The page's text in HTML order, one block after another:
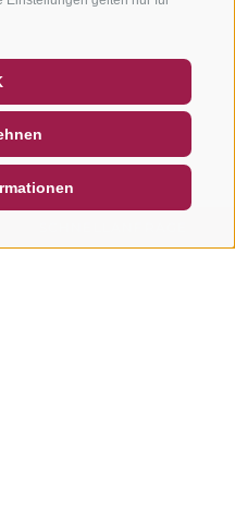
WETTER